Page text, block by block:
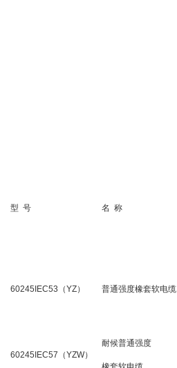
型 号 名 称
60245IEC53（YZ） 普通强度橡套软电缆
60245IEC57（YZW）
耐候普通强度